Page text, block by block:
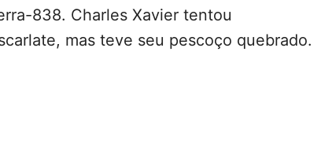
838. Charles Xavier tentou
mas teve seu pescoço quebrado.